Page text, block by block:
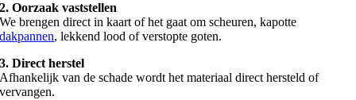
2. Oorzaak vaststellen
We brengen direct in kaart of het gaat om scheuren, kapotte
dakpannen, lekkend lood of verstopte goten.
3. Direct herstel
Afhankelijk van de schade wordt het materiaal direct hersteld of
vervangen.